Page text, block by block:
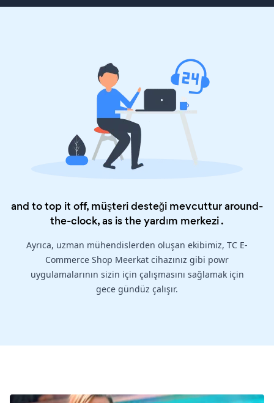
and to top it off, müşteri desteği mevcuttur around-
the-clock, as is theyardım merkezi.
Ayrıca, uzman mühendislerden oluşan ekibimiz, TC E-
Commerce Shop Meerkat cihazınız gibi powr
uygulamalarının sizin için çalışmasını sağlamak için
gece gündüz çalışır.